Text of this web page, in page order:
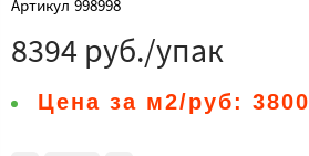
Артикул 998998
8394 руб./упак
Цена за м2/руб: 3800